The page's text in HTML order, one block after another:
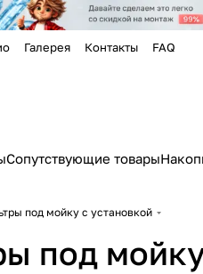
Галерея Контакты FAQ
Сопутствующие товары
под мойку с установкой
под